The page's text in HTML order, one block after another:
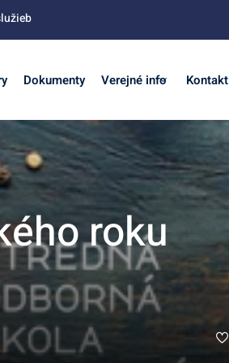
Dokumenty Verejné info Kontakt
roku